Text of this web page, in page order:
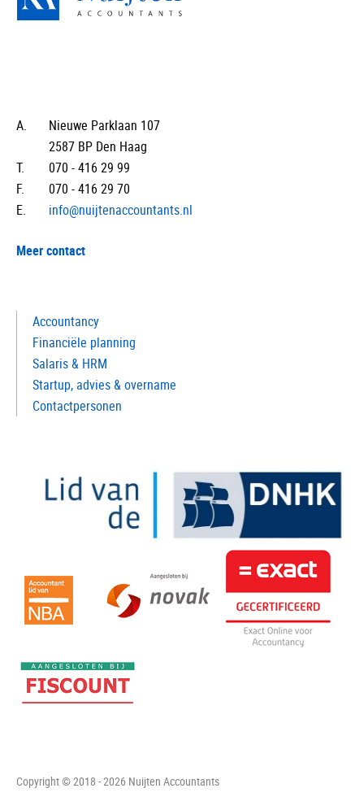
A.
Nieuwe Parklaan 107
2587 BP Den Haag
T.
070 - 416 29 99
F.
070 - 416 29 70
E.
info@nuijtenaccountants.nl
Meer contact
Accountancy
Financiële planning
Salaris & HRM
Startup, advies & overname
Contactpersonen
Copyright © 2018 - 2026 Nuijten Accountants